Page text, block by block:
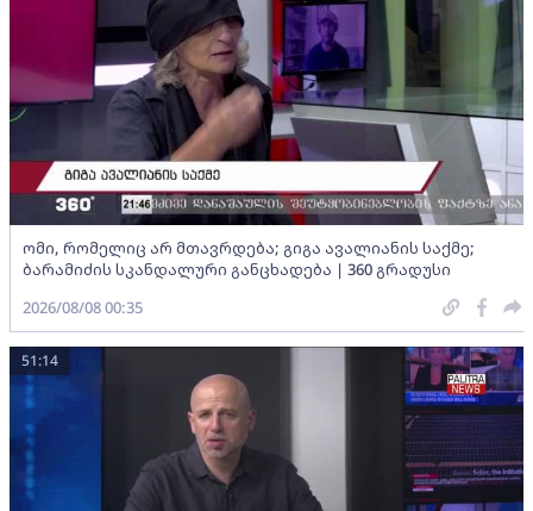
ომი, რომელიც არ მთავრდება; გიგა ავალიანის საქმე;
ბარამიძის სკანდალური განცხადება | 360 გრადუსი
2026/08/08 00:35
51:14